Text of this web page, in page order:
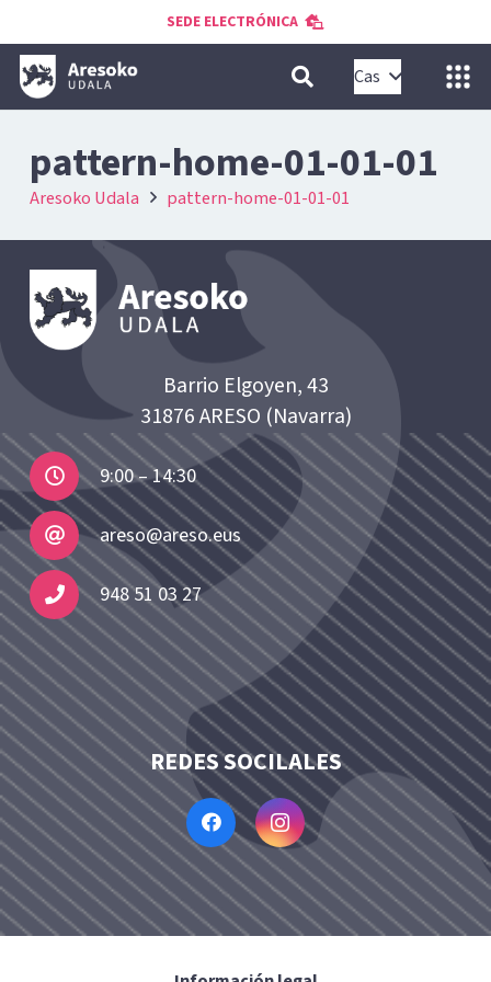
SEDE ELECTRÓNICA
Cas
pattern-home-01-01-01
Aresoko Udala pattern-home-01-01-01
Barrio Elgoyen, 43
31876 ARESO (Navarra)
9:00 – 14:30
areso@areso.eus
948 51 03 27
REDES SOCILALES